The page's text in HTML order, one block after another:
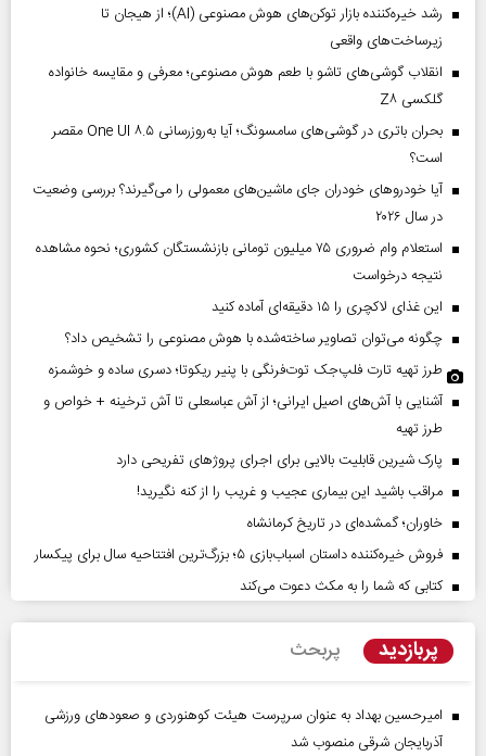
رشد خیره‌کننده بازار توکن‌های هوش مصنوعی (AI)؛ از هیجان تا
زیرساخت‌های واقعی
انقلاب گوشی‌های تاشو‌ با طعم هوش مصنوعی؛ معرفی و مقایسه خانواده
گلکسی Z۸
بحران باتری در گوشی‌های سامسونگ؛ آیا به‌روزرسانی One UI ۸.۵ مقصر
است؟
آیا خودروهای خودران جای ماشین‌های معمولی را می‌گیرند؟ بررسی وضعیت
در سال ۲۰۲۶
استعلام وام ضروری ۷۵ میلیون تومانی بازنشستگان کشوری؛ نحوه مشاهده
نتیجه درخواست
این غذای لاکچری را ۱۵ دقیقه‌ای آماده کنید
چگونه می‌توان تصاویر ساخته‌شده با هوش مصنوعی را تشخیص داد؟
طرز تهیه تارت فلپ‌جک توت‌فرنگی با پنیر ریکوتا؛ دسری ساده و خوشمزه
آشنایی با آش‌های اصیل ایرانی؛ از آش عباسعلی تا آش ترخینه + خواص و
طرز تهیه
پارک شیرین قابلیت‌ بالایی برای اجرای پروژهای تفریحی دارد
مراقب باشید این بیماری عجیب و غریب را از کنه نگیرید!
خاوران؛ گمشده‌ای در تاریخ کرمانشاه
فروش خیره‌کننده داستان اسباب‌بازی ۵؛ بزرگ‌ترین افتتاحیه سال برای پیکسار
کتابی که شما را به مکث دعوت می‌کند
پربازدید پربحث
امیرحسین بهداد به عنوان سرپرست هیئت کوهنوردی و صعودهای ورزشی
آذربایجان شرقی منصوب شد